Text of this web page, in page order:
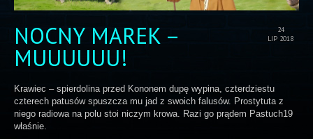
24
LIP 2018
NOCNY MAREK –
MUUUUUU!
Krawiec – spierdolina przed Kononem dupę wypina, czterdziestu
czterech patusów spuszcza mu jad z swoich falusów. Prostytuta z
niego radiowa na polu stoi niczym krowa. Razi go prądem Pastuch19
właśnie.